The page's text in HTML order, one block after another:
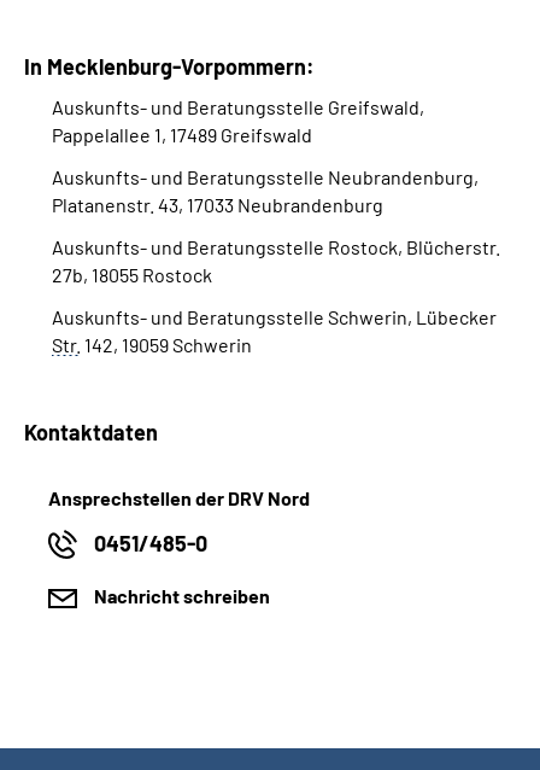
In Mecklenburg-Vorpommern:
Auskunfts- und Beratungsstelle Greifswald,
Pappelallee 1, 17489 Greifswald
Auskunfts- und Beratungsstelle Neubrandenburg,
Platanenstr. 43, 17033 Neubrandenburg
Auskunfts- und Beratungsstelle Rostock, Blücherstr.
27b, 18055 Rostock
Auskunfts- und Beratungsstelle Schwerin, Lübecker
Str. 142, 19059 Schwerin
Kontaktdaten
Ansprechstellen der DRV Nord
0451/485-0
Nachricht schreiben